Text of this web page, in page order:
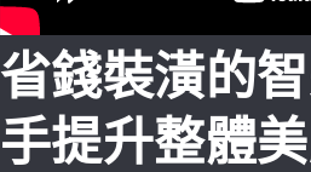
省錢裝潢的
手提升整體